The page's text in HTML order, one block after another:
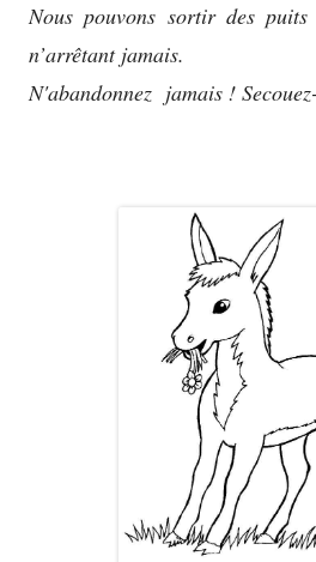
Nous pouvons sortir des
n’arrêtant jamais.
N'abandonnez jamais !